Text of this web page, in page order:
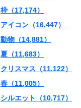
枠（17,174）
アイコン（16,447）
動物（14,881）
夏（11,683）
クリスマス（11,122）
春（11,005）
シルエット（10,717）